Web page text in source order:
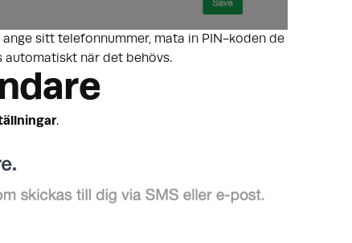
sitt telefonnummer, mata in PIN-koden de
automatiskt när det behövs.
.